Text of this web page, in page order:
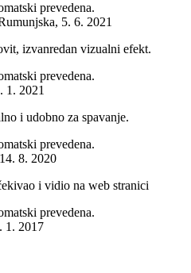
prevedena.
, 5. 6. 2021
izvanredan vizualni efekt.
prevedena.
1. 2021
i udobno za spavanje.
prevedena.
14. 8. 2020
i vidio na web stranici
prevedena.
1. 2017